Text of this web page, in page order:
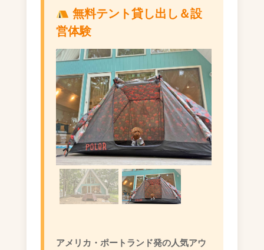
無料テント貸し出し＆設
営体験
アメリカ・ポートランド発の人気アウ